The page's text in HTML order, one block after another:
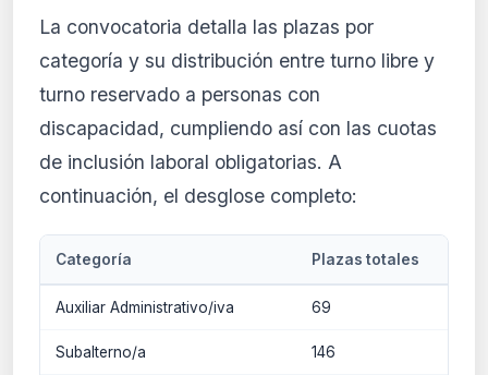
La convocatoria detalla las plazas por
categoría y su distribución entre turno libre y
turno reservado a personas con
discapacidad, cumpliendo así con las cuotas
de inclusión laboral obligatorias. A
continuación, el desglose completo:
Categoría Plazas totales
Auxiliar Administrativo/iva 69
Subalterno/a 146